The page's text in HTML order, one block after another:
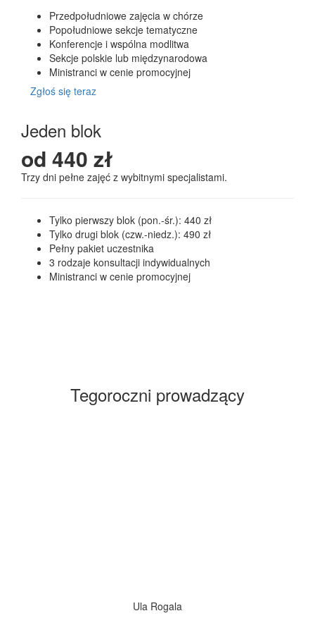
Przedpołudniowe zajęcia w chórze
Popołudniowe sekcje tematyczne
Konferencje i wspólna modlitwa
Sekcje polskie lub międzynarodowa
Ministranci w cenie promocyjnej
Zgłoś się teraz
Jeden blok
od 440 zł
Trzy dni pełne zajęć z wybitnymi specjalistami.
Tylko pierwszy blok (pon.-śr.): 440 zł
Tylko drugi blok (czw.-niedz.): 490 zł
Pełny pakiet uczestnika
3 rodzaje konsultacji indywidualnych
Ministranci w cenie promocyjnej
Tegoroczni prowadzący
Ula Rogala